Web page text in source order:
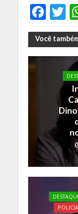
F
ac
e
b
T
w
Você
POLICIA